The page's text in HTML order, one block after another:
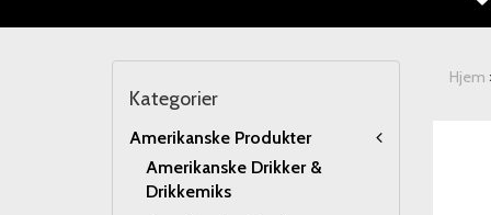
Kategorier
Amerikanske Produkter
Amerikanske Drikker &
Drikkemiks
Hjem